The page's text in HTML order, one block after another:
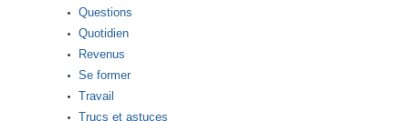
Questions
Quotidien
Revenus
Se former
Travail
Trucs et astuces